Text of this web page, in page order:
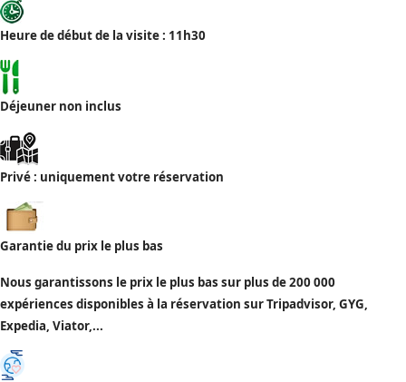
Heure de début de la visite : 11h30
Déjeuner non inclus
Privé : uniquement votre réservation
Garantie du prix le plus bas
Nous garantissons le prix le plus bas sur plus de 200 000
expériences disponibles à la réservation sur Tripadvisor, GYG,
Expedia, Viator,...